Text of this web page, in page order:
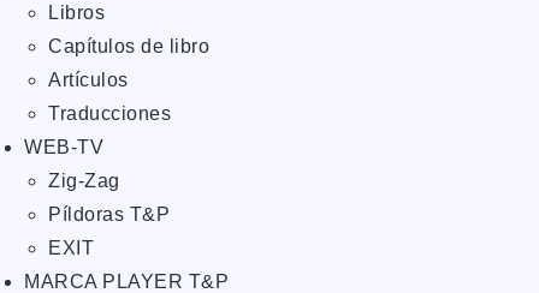
Libros
Capítulos de libro
Artículos
Traducciones
WEB-TV
Zig-Zag
Píldoras T&P
EXIT
MARCA PLAYER T&P